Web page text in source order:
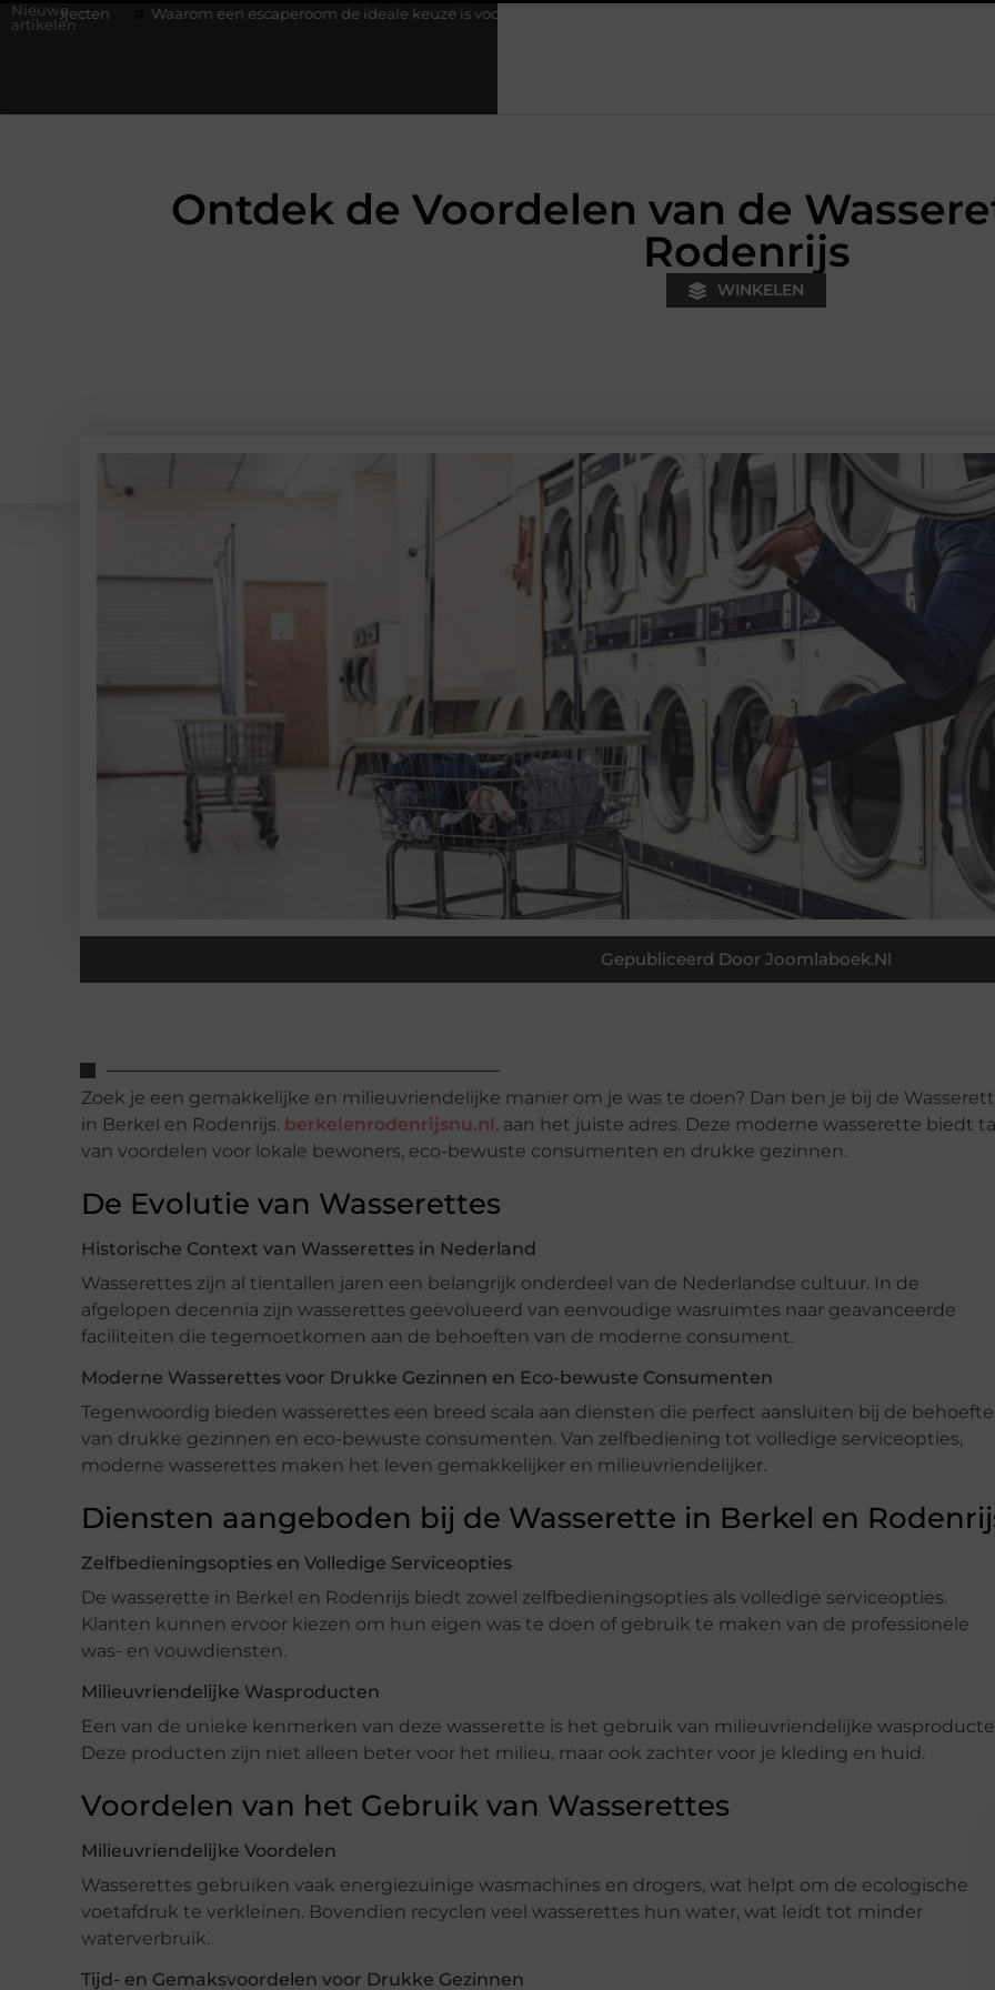
Nieuwe
artikelen
Waarom een escaperoom de ideale keuze is voor een teamuitje
Ontdek de Voordelen van de
Rodenrijs
WINKELEN
Gepubliceerd Door Joomlaboek.nl
Zoek je een gemakkelijke en milieuvriendelijke manier om je was te doen? Dan ben je bij de
in Berkel en Rodenrijs. berkelenrodenrijsnu.nl . aan het juiste adres. Deze moderne wasserette biedt
van voordelen voor lokale bewoners, eco-bewuste consumenten en drukke gezinnen.
De Evolutie van Wasserettes
Historische Context van Wasserettes in Nederland
Wasserettes zijn al tientallen jaren een belangrijk onderdeel van de Nederlandse cultuur. In de
afgelopen decennia zijn wasserettes geëvolueerd van eenvoudige wasruimtes naar geavanceerde
faciliteiten die tegemoetkomen aan de behoeften van de moderne consument.
Moderne Wasserettes voor Drukke Gezinnen en Eco-bewuste Consumenten
Tegenwoordig bieden wasserettes een breed scala aan diensten die perfect aansluiten bij de
van drukke gezinnen en eco-bewuste consumenten. Van zelfbediening tot volledige serviceopties,
moderne wasserettes maken het leven gemakkelijker en milieuvriendelijker.
Diensten aangeboden bij de Wasserette in Berkel en
Zelfbedieningsopties en Volledige Serviceopties
De wasserette in Berkel en Rodenrijs biedt zowel zelfbedieningsopties als volledige serviceopties.
Klanten kunnen ervoor kiezen om hun eigen was te doen of gebruik te maken van de professionele
was- en vouwdiensten.
Milieuvriendelijke Wasproducten
Een van de unieke kenmerken van deze wasserette is het gebruik van milieuvriendelijke
Deze producten zijn niet alleen beter voor het milieu, maar ook zachter voor je kleding en huid.
Voordelen van het Gebruik van Wasserettes
Milieuvriendelijke Voordelen
Wasserettes gebruiken vaak energiezuinige wasmachines en drogers, wat helpt om de ecologische
voetafdruk te verkleinen. Bovendien recyclen veel wasserettes hun water, wat leidt tot minder
waterverbruik.
Tijd- en Gemaksvoordelen voor Drukke Gezinnen